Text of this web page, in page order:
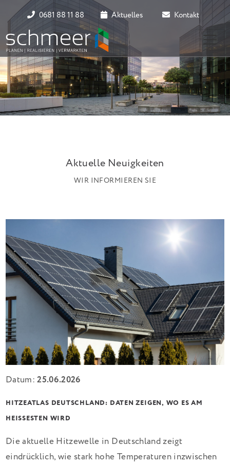
0681 88 11 88 Aktuelles Kontakt
Aktuelle Neuigkeiten
WIR INFORMIEREN SIE
Datum:25.06.2026
HITZEATLAS DEUTSCHLAND: DATEN ZEIGEN, WO ES AM
HEISSESTEN WIRD
Die aktuelle Hitzewelle in Deutschland zeigt
eindrücklich, wie stark hohe Temperaturen inzwischen